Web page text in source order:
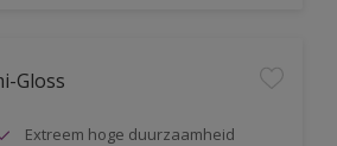
Gloss
Extreem hoge duurzaamheid